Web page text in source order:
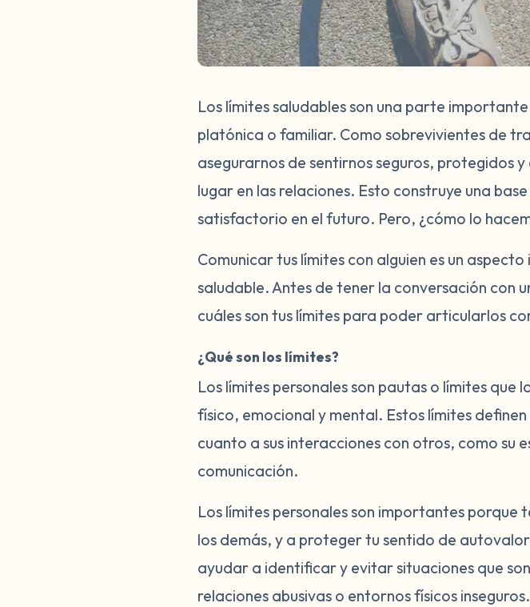
Los límites saludables son una parte
platónica o familiar. Como sobrevivientes de
asegurarnos de sentirnos seguros, protegidos
lugar en las relaciones. Esto construye una
satisfactorio en el futuro. Pero, ¿cómo lo
Comunicar tus límites con alguien es un
saludable. Antes de tener la conversación con
cuáles son tus límites para poder articularlos
¿Qué son los límites?
Los límites personales son pautas o límites
físico, emocional y mental. Estos límites
cuanto a sus interacciones con otros, como su
comunicación.
Los límites personales son importantes porque
los demás, y a proteger tu sentido de
ayudar a identificar y evitar situaciones que
relaciones abusivas o entornos físicos